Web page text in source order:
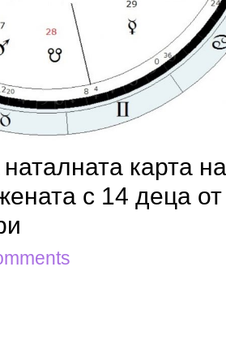
карта на
с 14 деца от